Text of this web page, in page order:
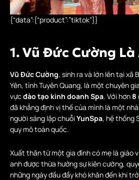
{“data”:{“product”:”tiktok”}}
1. Vũ Đức Cường Là
Vũ Đức Cường, sinh ra và lớn lên tại xã
Yên, tỉnh Tuyên Quang, là một chuyên
vực đào tạo kinh doanh Spa. Với hơn8
đã khẳng định vị thế của mình là một
người sáng lập chuỗiYunSpa, hệ thống
quy mô toàn quốc.
Xuất thân từ một gia đình có mẹ là giáo
anh được thừa hưởng sự kiên cường,
những ngày đầu đầy khó khăn đến khi